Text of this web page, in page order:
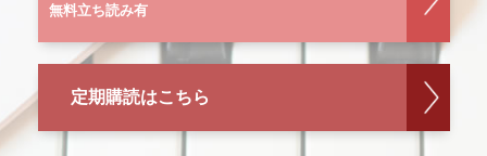
無料立ち読み有
定期購読はこちら